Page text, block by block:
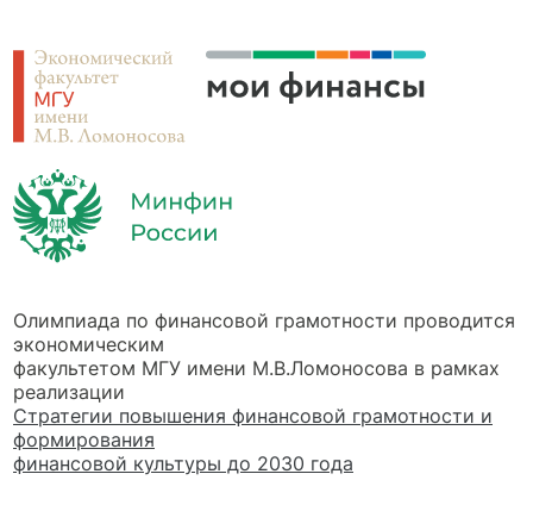
Олимпиада по финансовой грамотности проводится
экономическим
факультетом МГУ имени М.В.Ломоносова в рамках
реализации
Стратегии повышения финансовой грамотности и
формирования
финансовой культуры до 2030 года